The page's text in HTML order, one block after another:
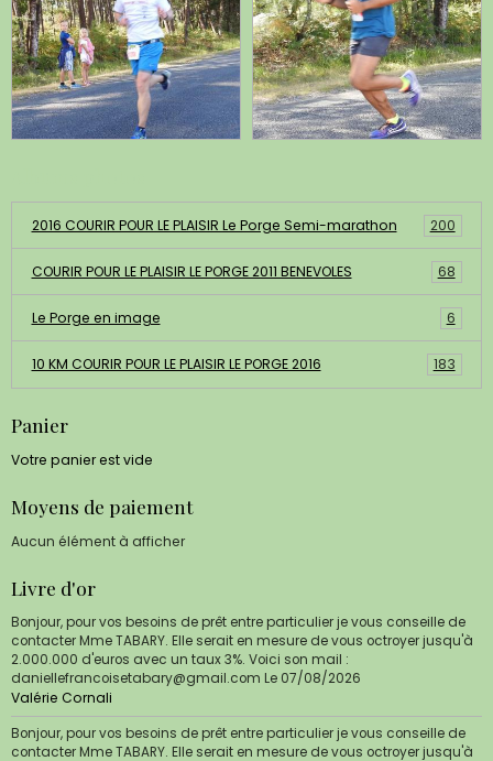
2016 COURIR POUR LE PLAISIR Le Porge Semi-marathon 200
COURIR POUR LE PLAISIR LE PORGE 2011 BENEVOLES 68
Le Porge en image 6
10 KM COURIR POUR LE PLAISIR LE PORGE 2016 183
Panier
Votre panier est vide
Moyens de paiement
Aucun élément à afficher
Livre d'or
Bonjour, pour vos besoins de prêt entre particulier je vous conseille de
contacter Mme TABARY. Elle serait en mesure de vous octroyer jusqu'à
2.000.000 d'euros avec un taux 3%. Voici son mail :
daniellefrancoisetabary@gmail.com Le 07/08/2026
Valérie Cornali
Bonjour, pour vos besoins de prêt entre particulier je vous conseille de
contacter Mme TABARY. Elle serait en mesure de vous octroyer jusqu'à